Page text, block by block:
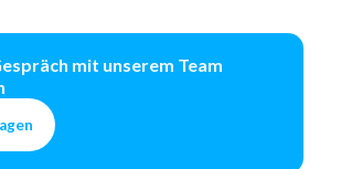
mit unserem Team